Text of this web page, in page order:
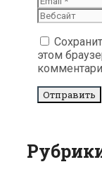
этом